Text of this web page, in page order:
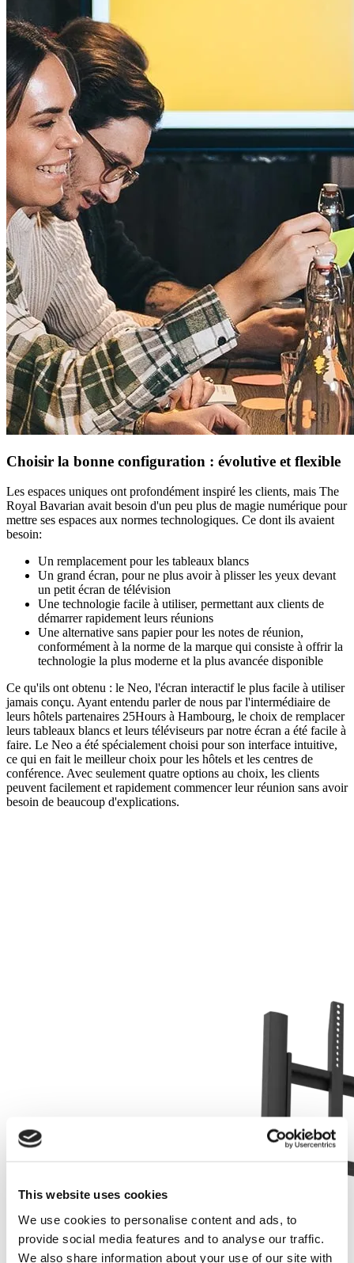
This website uses cookies
We use cookies to personalise content and ads, to
provide social media features and to analyse our traffic.
We also share information about your use of our site with
Choisir la bonne configuration : évolutive et flexible
Les espaces uniques ont profondément inspiré les clients, mais The
Royal Bavarian avait besoin d'un peu plus de magie numérique pour
mettre ses espaces aux normes technologiques. Ce dont ils avaient
besoin:
Un remplacement pour les tableaux blancs
Un grand écran, pour ne plus avoir à plisser les yeux devant
un petit écran de télévision
Une technologie facile à utiliser, permettant aux clients de
démarrer rapidement leurs réunions
Une alternative sans papier pour les notes de réunion,
conformément à la norme de la marque qui consiste à offrir la
technologie la plus moderne et la plus avancée disponible
Ce qu'ils ont obtenu : le Neo, l'écran interactif le plus facile à utiliser
jamais conçu. Ayant entendu parler de nous par l'intermédiaire de
leurs hôtels partenaires 25Hours à Hambourg, le choix de remplacer
leurs tableaux blancs et leurs téléviseurs par notre écran a été facile à
faire. Le Neo a été spécialement choisi pour son interface intuitive,
ce qui en fait le meilleur choix pour les hôtels et les centres de
conférence. Avec seulement quatre options au choix, les clients
peuvent facilement et rapidement commencer leur réunion sans avoir
besoin de beaucoup d'explications.